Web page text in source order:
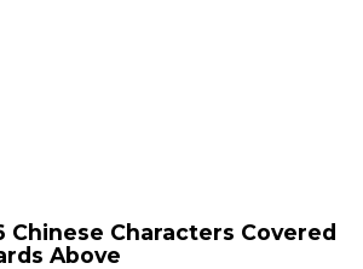
Chinese Characters Covered
Above